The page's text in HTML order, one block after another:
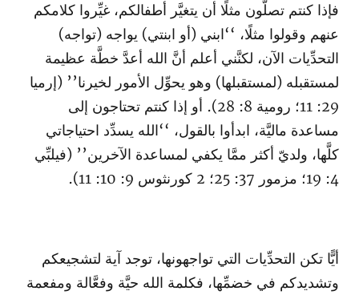
فإذا كنتم تصلُّون مثلًا أن يتغيَّر أطفالكم، غيِّروا كلامكم
عنهم وقولوا مثلًا، ‘‘ابني (أو ابنتي) يواجه (تواجه)
التحدِّيات الآن، لكنَّني أعلم أنَّ الله أعدَّ خطَّة عظيمة
لمستقبله (لمستقبلها) وهو يحوِّل الأمور لخيرنا’’ (إرميا
29: 11؛ رومية 8: 28). أو إذا كنتم تحتاجون إلى
مساعدة ماليَّة، ابدأوا بالقول، ‘‘الله يسدِّد احتياجاتي
كلَّها، ولديّ أكثر ممَّا يكفي لمساعدة الآخرين’’ (فيلبِّي
4: 19؛ مزمور 37: 25؛ 2 كورنثوس 9: 10: 11).
أيًّا تكن التحدِّيات التي تواجهونها، توجد آية لتشجيعكم
وتشديدكم في خضمِّها، فكلمة الله حيَّة وفعَّالة ومفعمة